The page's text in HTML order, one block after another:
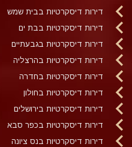
דירות דיסקרטיות בבית שמש
דירות דיסקרטיות בבת ים
דירות דיסקרטיות בגבעתיים
דירות דיסקרטיות בהרצליה
דירות דיסקרטיות בחדרה
דירות דיסקרטיות בחולון
דירות דיסקרטיות בירושלים
דירות דיסקרטיות בכפר סבא
דירות דיסקרטיות בנס ציונה